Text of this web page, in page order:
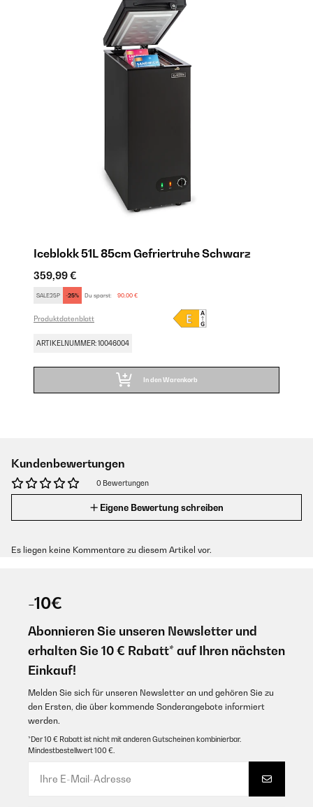
Iceblokk 51L 85cm Gefriertruhe Schwarz
359,99 €
SALE25P -25% Du sparst: 90,00 €
Produktdatenblatt
ARTIKELNUMMER: 10046004
In den Warenkorb
Kundenbewertungen
0 Bewertungen
Eigene Bewertung schreiben
Es liegen keine Kommentare zu diesem Artikel vor.
-10€
Abonnieren Sie unseren Newsletter und
erhalten Sie 10 € Rabatt* auf Ihren nächsten
Einkauf!
Melden Sie sich für unseren Newsletter an und gehören Sie zu
den Ersten, die über kommende Sonderangebote informiert
werden.
*Der 10 € Rabatt ist nicht mit anderen Gutscheinen kombinierbar.
Mindestbestellwert 100 €.